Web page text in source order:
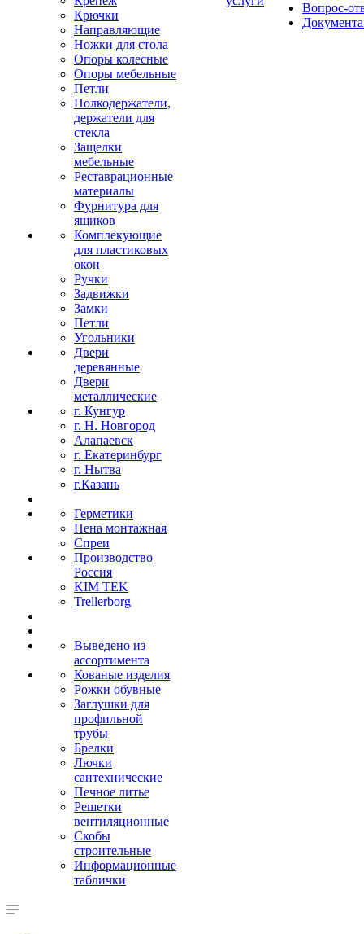
Крючки
Направляющие
Ножки для стола
Опоры колесные
Опоры мебельные
Петли
Полкодержатели,
держатели для
стекла
Защелки
мебельные
Реставрационные
материалы
Фурнитура для
ящиков
Комплекующие
для пластиковых
окон
Ручки
Задвижки
Замки
Петли
Угольники
Двери
деревянные
Двери
металлические
г. Кунгур
г. Н. Новгород
Алапаевск
г. Екатеринбург
г. Нытва
г.Казань
Герметики
Пена монтажная
Спреи
Производство
Россия
KIM TEK
Trellerborg
Выведено из
ассортимента
Кованые изделия
Рожки обувные
Заглушки для
профильной
трубы
Брелки
Лючки
сантехнические
Печное литье
Решетки
вентиляционные
Скобы
строительные
Информационные
таблички
Вопрос-